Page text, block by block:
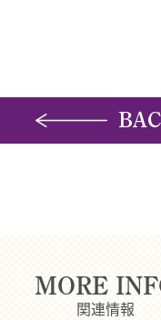
MORE
関連情報